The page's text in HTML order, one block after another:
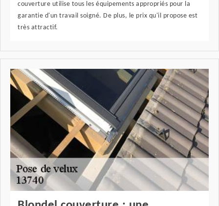
couverture utilise tous les équipements appropriés pour la
garantie d'un travail soigné. De plus, le prix qu'il propose est
très attractif.